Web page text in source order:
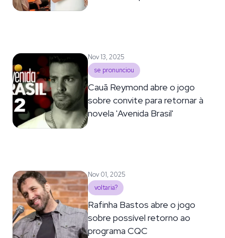
Nov 13, 2025
se pronunciou
Cauã Reymond abre o jogo
sobre convite para retornar à
novela 'Avenida Brasil'
Nov 01, 2025
voltaria?
Rafinha Bastos abre o jogo
sobre possível retorno ao
programa CQC